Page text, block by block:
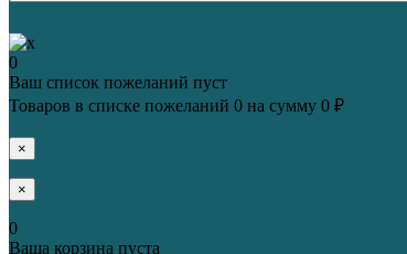
0
Ваш список пожеланий пуст
Товаров в списке пожеланий 0 на сумму 0 ₽
×
×
0
Ваша корзина пуста